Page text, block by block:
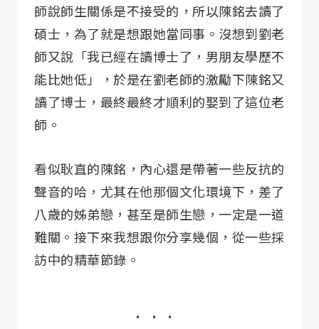
師說師生關係是不接受的，所以陳銘去讀了
碩士，為了就是想跟她當同事。沒想到劉老
師又說「我已經在讀博士了，男朋友學歷不
能比她低」，於是在劉老師的激勵下陳銘又
讀了博士，最終最終才順利的娶到了這位老
師。
看似耿直的陳銘，內心還是帶著一些反抗的
聲音的哈，尤其在他那個文化環境下，差了
八歲的姊弟戀，甚至是師生戀，一定是一道
難關。接下來我想跟你分享幾個，從一些採
訪中的精華節錄。